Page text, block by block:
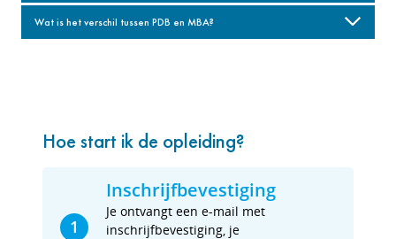
Wat is het verschil tussen PDB en MBA?
Hoe start ik de opleiding?
1
Inschrijfbevestiging
Je ontvangt een e-mail met
inschrijfbevestiging, je